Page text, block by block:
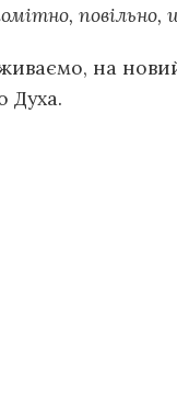
повільно,
на
Духа.